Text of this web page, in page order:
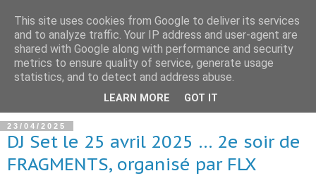
23/04/2025
DJ Set le 25 avril 2025 … 2e soir de
FRAGMENTS, organisé par FLX
This site uses cookies from Google to deliver its services
and to analyze traffic. Your IP address and user-agent are
shared with Google along with performance and security
metrics to ensure quality of service, generate usage
statistics, and to detect and address abuse.
LEARN MORE GOT IT